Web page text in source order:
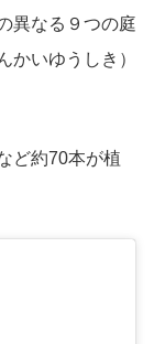
異なる９つの庭
かいゆうしき）
ど約70本が植